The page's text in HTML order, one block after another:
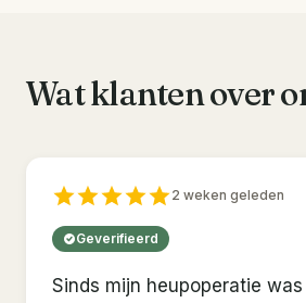
Wat klanten over
2 weken geleden
Geverifieerd
Sinds mijn heupoperatie